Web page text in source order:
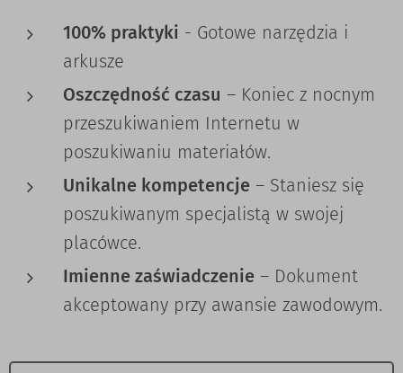
100% praktyki - Gotowe narzędzia i
arkusze
Oszczędność czasu – Koniec z nocnym
przeszukiwaniem Internetu w
poszukiwaniu materiałów.
Unikalne kompetencje – Staniesz się
poszukiwanym specjalistą w swojej
placówce.
Imienne zaświadczenie – Dokument
akceptowany przy awansie zawodowym.